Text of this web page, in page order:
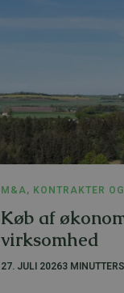
M&A, KONTRAKTER
Køb af
virksomhed
27. JULI 20263